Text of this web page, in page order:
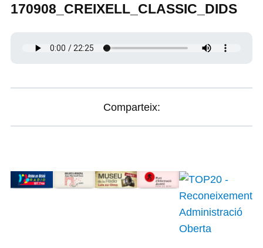
170908_CREIXELL_CLASSIC_DIDS
Comparteix: